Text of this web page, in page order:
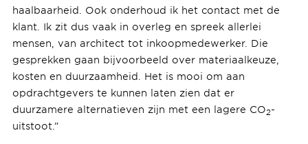
haalbaarheid. Ook onderhoud ik het contact met de
klant. Ik zit dus vaak in overleg en spreek allerlei
mensen, van architect tot inkoopmedewerker. Die
gesprekken gaan bijvoorbeeld over materiaalkeuze,
kosten en duurzaamheid. Het is mooi om aan
opdrachtgevers te kunnen laten zien dat er
duurzamere alternatieven zijn met een lagere CO2-
uitstoot.”